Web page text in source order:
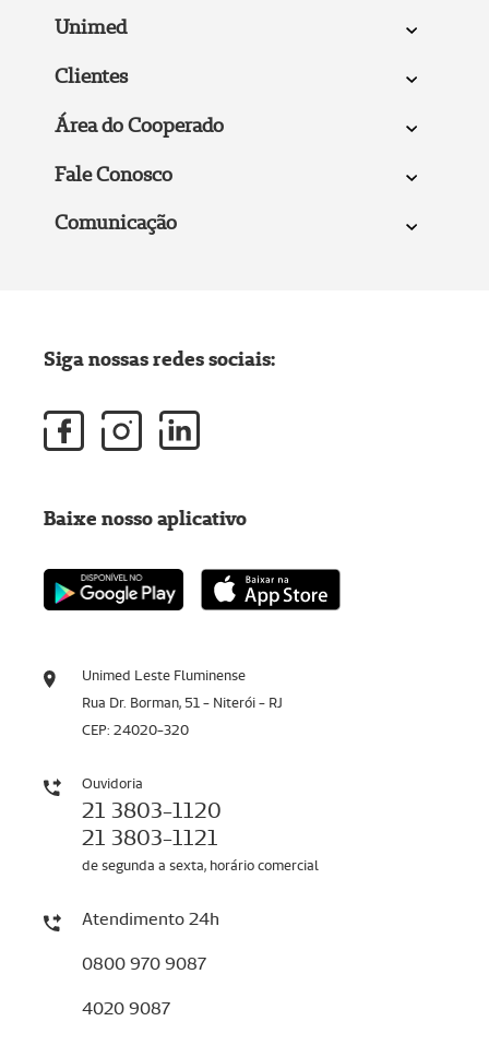
Unimed
Clientes
Área do Cooperado
Fale Conosco
Comunicação
Unimed Leste Fluminense
Rua Dr. Borman, 51 - Niterói - RJ
CEP: 24020-320
Ouvidoria
21 3803-1120
21 3803-1121
de segunda a sexta, horário comercial
Atendimento 24h
0800 970 9087
4020 9087
Siga nossas redes sociais:
Baixe nosso aplicativo